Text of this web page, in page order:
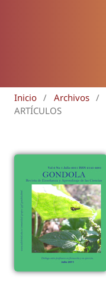
Inicio / Archivos /
ARTÍCULOS